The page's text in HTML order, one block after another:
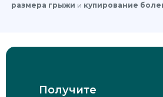
размера грыжи и купирование
Получите